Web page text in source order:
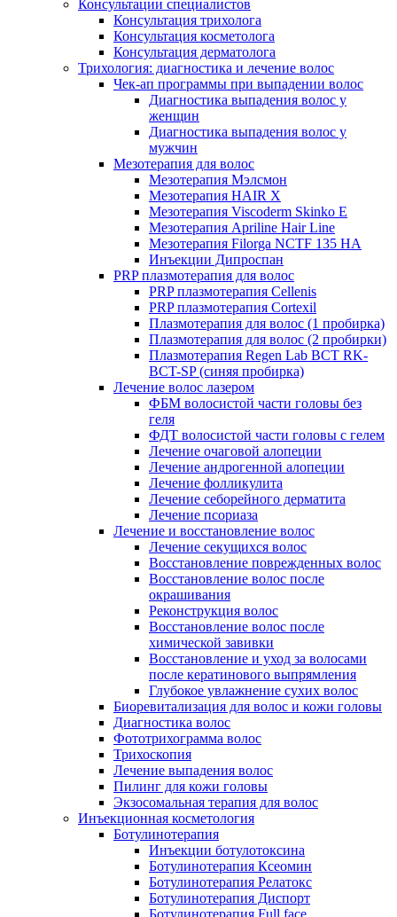
Консультации специалистов
Консультация трихолога
Консультация косметолога
Консультация дерматолога
Трихология: диагностика и лечение волос
Чек-ап программы при выпадении волос
Диагностика выпадения волос у
женщин
Диагностика выпадения волос у
мужчин
Мезотерапия для волос
Мезотерапия Мэлсмон
Мезотерапия HAIR X
Мезотерапия Viscoderm Skinko E
Мезотерапия Apriline Hair Line
Мезотерапия Filorga NCTF 135 HA
Инъекции Дипроспан
PRP плазмотерапия для волос
PRP плазмотерапия Cellenis
PRP плазмотерапия Cortexil
Плазмотерапия для волос (1 пробирка)
Плазмотерапия для волос (2 пробирки)
Плазмотерапия Regen Lab BCT RK-
BCT-SP (синяя пробирка)
Лечение волос лазером
ФБМ волосистой части головы без
геля
ФДТ волосистой части головы с гелем
Лечение очаговой алопеции
Лечение андрогенной алопеции
Лечение фолликулита
Лечение себорейного дерматита
Лечение псориаза
Лечение и восстановление волос
Лечение секущихся волос
Восстановление поврежденных волос
Восстановление волос после
окрашивания
Реконструкция волос
Восстановление волос после
химической завивки
Восстановление и уход за волосами
после кератинового выпрямления
Глубокое увлажнение сухих волос
Биоревитализация для волос и кожи головы
Диагностика волос
Фототрихограмма волос
Трихоскопия
Лечение выпадения волос
Пилинг для кожи головы
Экзосомальная терапия для волос
Инъекционная косметология
Ботулинотерапия
Инъекции ботулотоксина
Ботулинотерапия Ксеомин
Ботулинотерапия Релатокс
Ботулинотерапия Диспорт
Ботулинотерапия Full face